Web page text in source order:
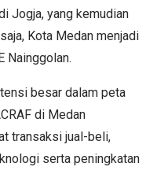
Jogja, yang kemudian
Kota Medan menjadi
Nainggolan.
besar dalam peta
di Medan
transaksi jual-beli,
serta peningkatan